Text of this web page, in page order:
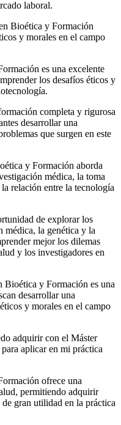
laboral.
Bioética y Formación
y morales en el campo
es una excelente
los desafíos éticos y
completa y rigurosa
desarrollar una
que surgen en este
y Formación aborda
médica, la toma
relación entre la tecnología
de explorar los
médica, la genética y la
mejor los dilemas
y los investigadores en
Bioética y Formación es una
desarrollar una
y morales en el campo
adquirir con el Máster
aplicar en mi práctica
ofrece una
permitiendo adquirir
gran utilidad en la práctica